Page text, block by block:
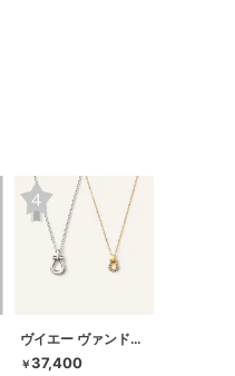
ヴイエー ヴァンドーム青山
￥37,400